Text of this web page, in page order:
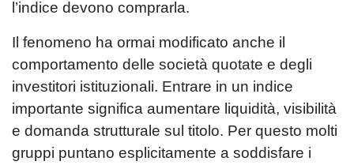
l’indice devono comprarla.
Il fenomeno ha ormai modificato anche il
comportamento delle società quotate e degli
investitori istituzionali. Entrare in un indice
importante significa aumentare liquidità, visibilità
e domanda strutturale sul titolo. Per questo molti
gruppi puntano esplicitamente a soddisfare i